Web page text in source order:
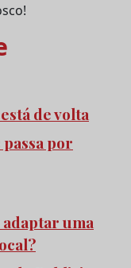
de volta
por
uma